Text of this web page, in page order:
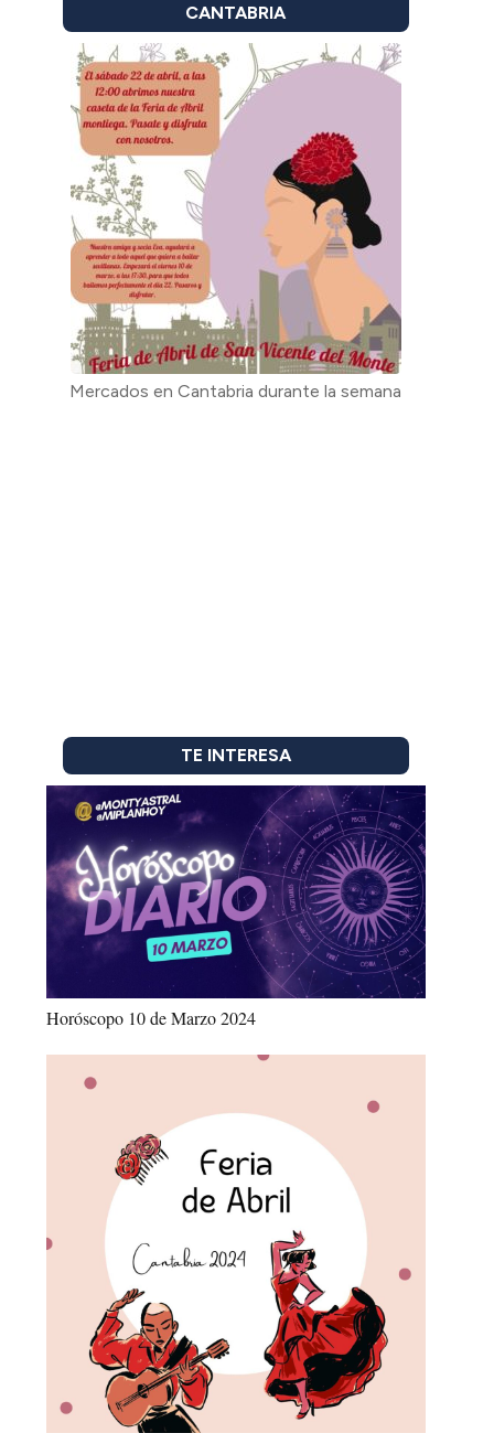
CANTABRIA
Mercados en Cantabria durante la semana
TE INTERESA
Horóscopo 10 de Marzo 2024